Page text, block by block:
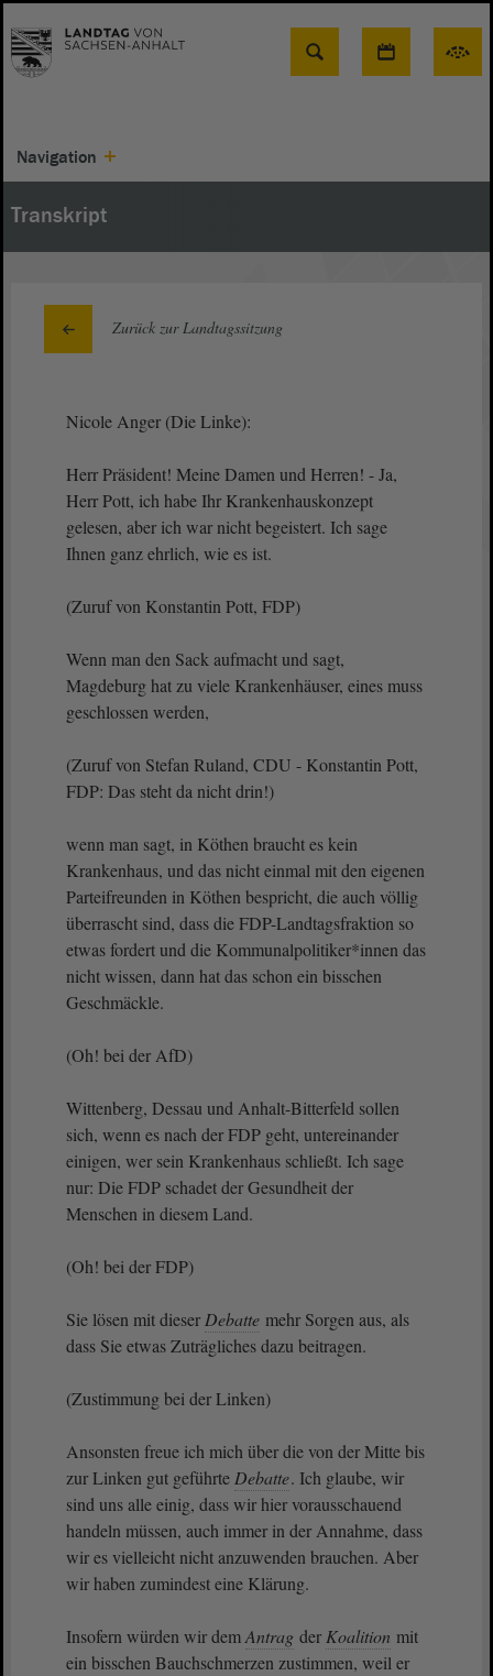
Suche
Navigation
Transkript
Zurück zur Landtagssitzung
Nicole Anger (Die Linke):
Herr Präsident! Meine Damen und Herren! - Ja,
Herr Pott, ich habe Ihr Krankenhauskonzept
gelesen, aber ich war nicht begeistert. Ich sage
Ihnen ganz ehrlich, wie es ist.
(Zuruf von Konstantin Pott, FDP)
Wenn man den Sack aufmacht und sagt,
Magdeburg hat zu viele Krankenhäuser, eines muss
geschlossen werden,
(Zuruf von Stefan Ruland, CDU - Konstantin Pott,
FDP: Das steht da nicht drin!)
wenn man sagt, in Köthen braucht es kein
Krankenhaus, und das nicht einmal mit den eigenen
Parteifreunden in Köthen bespricht, die auch völlig
überrascht sind, dass die FDP-Landtagsfraktion so
etwas fordert und die Kommunalpolitiker*innen das
nicht wissen, dann hat das schon ein bisschen
Geschmäckle.
(Oh! bei der AfD)
Wittenberg, Dessau und Anhalt-Bitterfeld sollen
sich, wenn es nach der FDP geht, untereinander
einigen, wer sein Krankenhaus schließt. Ich sage
nur: Die FDP schadet der Gesundheit der
Menschen in diesem Land.
(Oh! bei der FDP)
Sie lösen mit dieser Debatte mehr Sorgen aus, als
dass Sie etwas Zuträgliches dazu beitragen.
(Zustimmung bei der Linken)
Ansonsten freue ich mich über die von der Mitte bis
zur Linken gut geführte Debatte. Ich glaube, wir
sind uns alle einig, dass wir hier vorausschauend
handeln müssen, auch immer in der Annahme, dass
wir es vielleicht nicht anzuwenden brauchen. Aber
wir haben zumindest eine Klärung.
Insofern würden wir demAntrag der Koalition mit
ein bisschen Bauchschmerzen zustimmen, weil er